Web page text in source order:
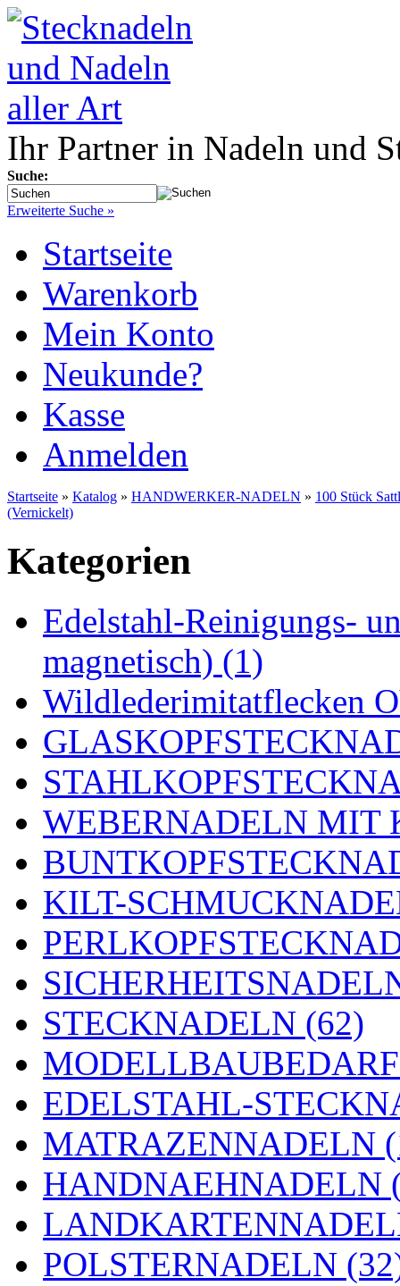
Ihr Partner in Nadeln und
Suche:
Erweiterte Suche »
Startseite
Warenkorb
Mein Konto
Neukunde?
Kasse
Anmelden
Startseite » Katalog » HANDWERKER-NADELN » 100 Stück
(Vernickelt)
Kategorien
Edelstahl-Reinigungs-
magnetisch) (1)
Wildlederimitatflecken
WEBERNADELN MIT
KILT-
STECKNADELN (62)
EDELSTAHL-
MATRAZENNADELN
HANDNAEHNADELN
POLSTERNADELN